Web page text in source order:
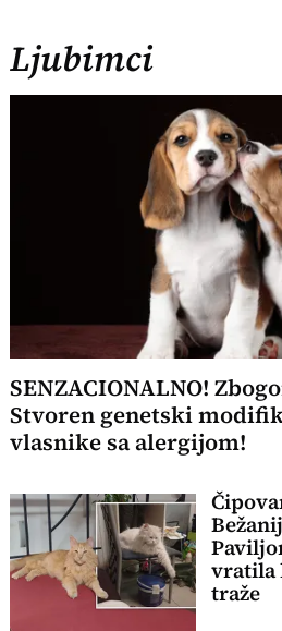
Ljubimci
SENZACIONALNO!
Stvoren genetski
vlasnike sa alergijom!
vratila
traže